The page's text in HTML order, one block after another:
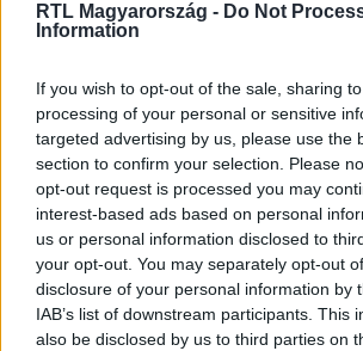
RTL Magyarország - Do Not
Information
If you wish to opt-out of the sale, sharing
processing of your personal or sensitive
targeted advertising by us, please use the
section to confirm your selection. Please
opt-out request is processed you may
interest-based ads based on personal
us or personal information disclosed to
your opt-out. You may separately opt-out
disclosure of your personal information by
IAB’s list of downstream participants. This
also be disclosed by us to third parties on
Kövess minket, és értesülj a friss
Facebookon is!
Követem